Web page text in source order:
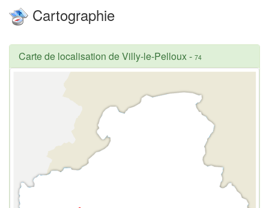
Cartographie
Carte de localisation de Villy-le-Pelloux- 74